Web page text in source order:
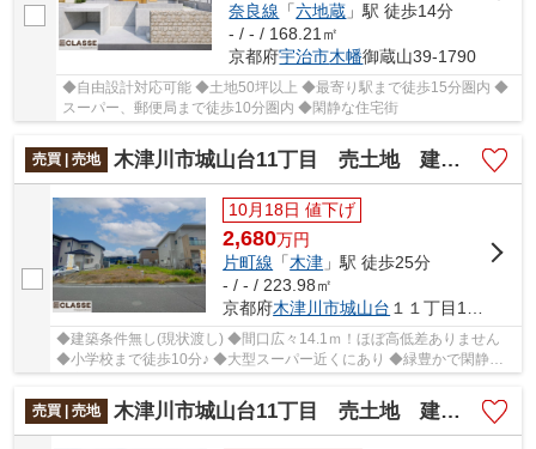
奈良線 「六地蔵 」駅 徒歩14分
- / - / 168.21㎡
京都府宇治市木幡御蔵山39-1790
◆自由設計対応可能 ◆土地50坪以上 ◆最寄り駅まで徒歩15分圏内 ◆
スーパー、郵便局まで徒歩10分圏内 ◆閑静な住宅街
売買 | 売地 木津川市城山台11丁目 売土地 建築条件無し
10月18日 値下げ
2,680万円
片町線 「木津 」駅 徒歩25分
- / - / 223.98㎡
京都府木津川市城山台 １１丁目11-10
◆建築条件無し(現状渡し) ◆間口広々14.1ｍ！ほぼ高低差ありません
◆小学校まで徒歩10分♪ ◆大型スーパー近くにあり ◆緑豊かで閑静な
売買 | 売地
木津川市城山台11丁目 売土地 建築条件付き